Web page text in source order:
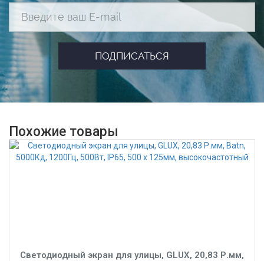
Похожие товары
Светодиодный экран для улицы, GLUX, 20,83 Р.мм,